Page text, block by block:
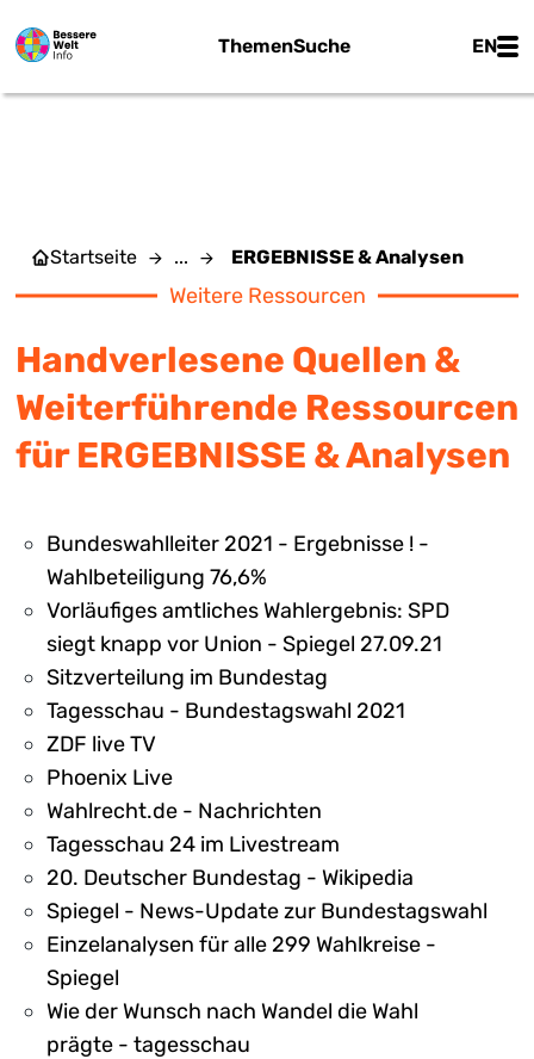
ThemenSuche EN
Startseite ... ERGEBNISSE & Analysen
Weitere Ressourcen
Handverlesene Quellen &
Weiterführende Ressourcen
für ERGEBNISSE & Analysen
Bundeswahlleiter 2021 - Ergebnisse ! -
Wahlbeteiligung 76,6%
Vorläufiges amtliches Wahlergebnis: SPD
siegt knapp vor Union - Spiegel 27.09.21
Sitzverteilung im Bundestag
Tagesschau - Bundestagswahl 2021
ZDF live TV
Phoenix Live
Wahlrecht.de - Nachrichten
Tagesschau 24 im Livestream
20. Deutscher Bundestag - Wikipedia
Spiegel - News-Update zur Bundestagswahl
Einzelanalysen für alle 299 Wahlkreise -
Spiegel
Wie der Wunsch nach Wandel die Wahl
prägte - tagesschau